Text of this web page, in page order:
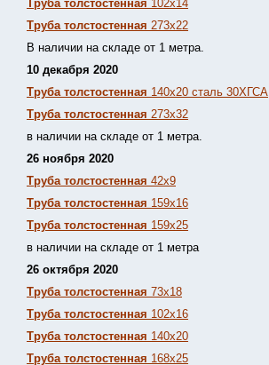
Труба толстостенная 102х14
Труба толстостенная 273х22
В наличии на складе от 1 метра.
10 декабря 2020
Труба толстостенная 140х20 сталь 30ХГСА
Труба толстостенная 273х32
в наличии на складе от 1 метра.
26 ноября 2020
Труба толстостенная 42х9
Труба толстостенная 159х16
Труба толстостенная 159х25
в наличии на складе от 1 метра
26 октября 2020
Труба толстостенная 73х18
Труба толстостенная 102х16
Труба толстостенная 140х20
Труба толстостенная 168х25